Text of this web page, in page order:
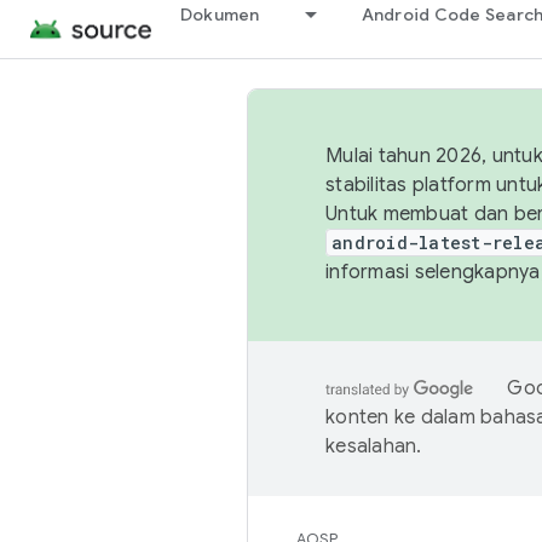
Dokumen Android Code
Mulai tahun 2026,
stabilitas platform
Untuk membuat dan
android-latest-
informasi
konten ke dalam
kesalahan.